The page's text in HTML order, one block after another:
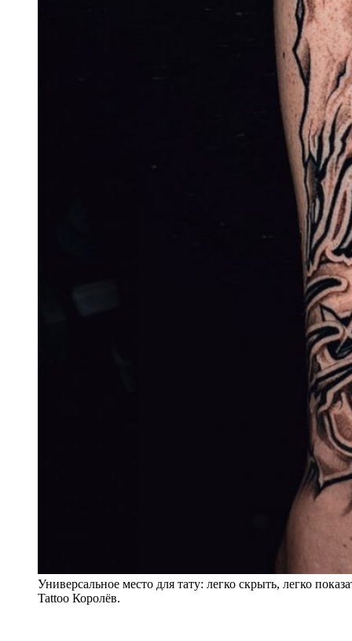
Универсальное место для тату: легко скрыть, легко
Tattoo Королёв.